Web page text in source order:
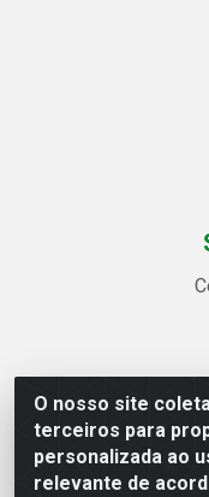
O nosso site
terceiros para
personalizada ao
relevante de
Linhavix
Quadra314 Lote
29.901-